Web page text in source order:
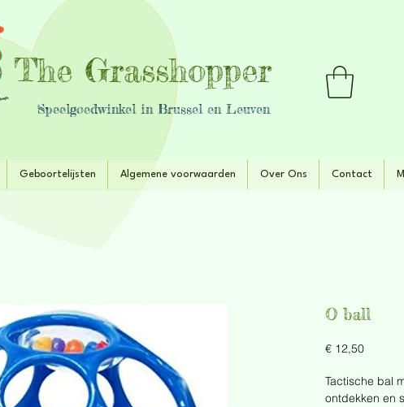
The Grasshopper
Speelgoedwinkel in Brussel en Leuven
Geboortelijsten Algemene voorwaarden Over Ons Contact
O ball
€ 12,50Prijs
Tactische bal
ontdekken en